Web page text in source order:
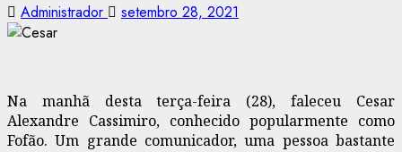
Administrador setembro 28, 2021
Na manhã desta terça-feira (28), faleceu Cesar
Alexandre Cassimiro, conhecido popularmente como
Fofão. Um grande comunicador, uma pessoa bastante